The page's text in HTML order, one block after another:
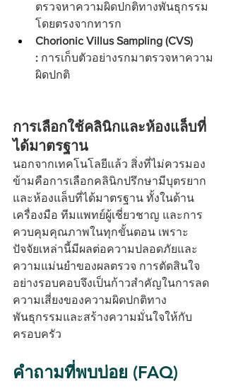
ตรวจหาความผิดปกติทางพันธุกรรม
โดยตรงจากทารก
Chorionic Villus Sampling (CVS)
: การเก็บตัวอย่างรกมาตรวจหาความ
ผิดปกติ
การเลือกใช้คลินิกและห้องแล็บที่
ได้มาตรฐาน
นอกจากเทคโนโลยีแล้ว สิ่งที่ไม่ควรมอง
ข้ามคือการเลือกคลินิกปรึกษามีบุตรยาก
และห้องแล็บที่ได้มาตรฐาน ทั้งในด้าน
เครื่องมือ ทีมแพทย์ผู้เชี่ยวชาญ และการ
ควบคุมคุณภาพในทุกขั้นตอน เพราะ
ปัจจัยเหล่านี้มีผลต่อความปลอดภัยและ
ความแม่นยำของผลตรวจ การตัดสินใจ
อย่างรอบคอบจึงเป็นก้าวสำคัญในการลด
ความเสี่ยงของความผิดปกติทาง
พันธุกรรมและสร้างความมั่นใจให้กับ
ครอบครัว
คำถามที่พบบ่อย (FAQ)